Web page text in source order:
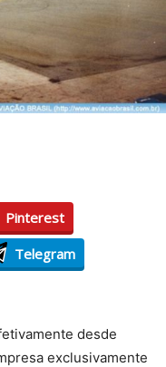
Pinterest
Telegram
desde
exclusivamente